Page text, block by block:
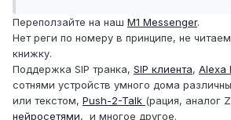
Переползайте на наш M1 Messenger.
Нет реги по номеру в принципе, не
книжку.
Поддержка SIP транка, SIP клиента, Alexa
сотнями устройств умного дома
или текстом, Push-2-Talk (рация, аналог
нейросетями, и многое другое.